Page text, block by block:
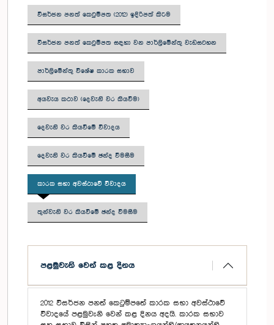
විසර්ජන පනත් කෙටුම්පත (2012) ඉදිරිපත් කිරීම
විසර්ජන පනත් කෙටුම්පත සඳහා වන පාර්ලිමේන්තු වැඩසටහන
පාර්ලිමේන්තු විශේෂ කාරක සභාව
අයවැය කථාව (දෙවැනි වර කියවීම)
දෙවැනි වර කියවීමේ විවාදය
දෙවැනි වර කියවීමේ ඡන්ද වීමසීම
කාරක සභා අවස්ථාවේ විවාදය
තුන්වැනි වර කියවීමේ ඡන්ද විමසීම
පළමුවැනි වෙන් කළ දිනය
2012 විසර්ජන පනත් කෙටුම්පතේ කාරක සභා අවස්ථාවේ
විවාදයේ පළමුවැනි වෙන් කළ දිනය අදයි. කාරක සභාව